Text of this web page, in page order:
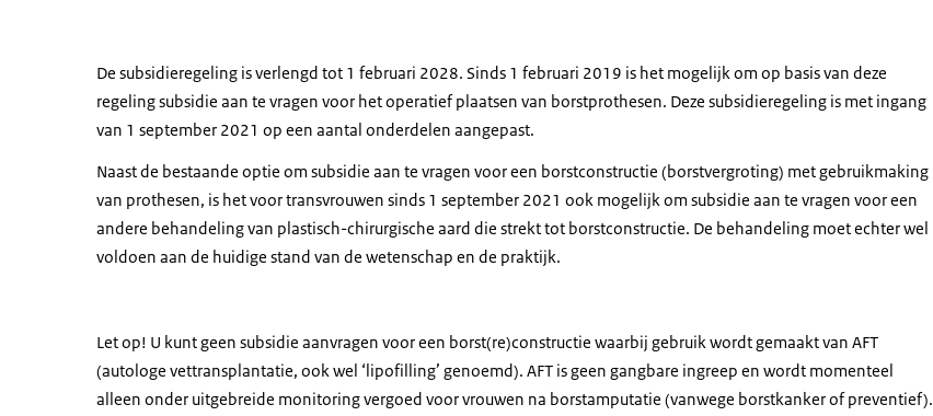
De subsidieregeling is verlengd tot 1 februari 2028. Sinds 1 februari 2019 is het mogelijk om op basis van deze
regeling subsidie aan te vragen voor het operatief plaatsen van borstprothesen. Deze subsidieregeling is met ingang
van 1 september 2021 op een aantal onderdelen aangepast.
Naast de bestaande optie om subsidie aan te vragen voor een borstconstructie (borstvergroting) met gebruikmaking
van prothesen, is het voor transvrouwen sinds 1 september 2021 ook mogelijk om subsidie aan te vragen voor een
andere behandeling van plastisch-chirurgische aard die strekt tot borstconstructie. De behandeling moet echter wel
voldoen aan de huidige stand van de wetenschap en de praktijk.
Let op! U kunt geen subsidie aanvragen voor een borst(re)constructie waarbij gebruik wordt gemaakt van AFT
(autologe vettransplantatie, ook wel ‘lipofilling’ genoemd). AFT is geen gangbare ingreep en wordt momenteel
alleen onder uitgebreide monitoring vergoed voor vrouwen na borstamputatie (vanwege borstkanker of preventief).